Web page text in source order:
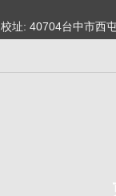
日間學士
綜合日語
日間學士
校址: 40704台中市西